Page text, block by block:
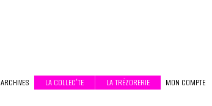
ARCHIVES LA COLLEC’TE LA TRÉZORERIE MON COMPTE